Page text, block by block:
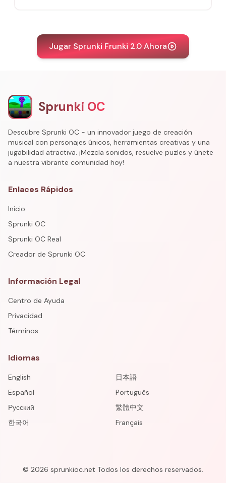
Jugar Sprunki Frunki 2.0 Ahora
Sprunki OC
Descubre Sprunki OC - un innovador juego de creación
musical con personajes únicos, herramientas creativas y una
jugabilidad atractiva. ¡Mezcla sonidos, resuelve puzles y únete
a nuestra vibrante comunidad hoy!
Enlaces Rápidos
Inicio
Sprunki OC
Sprunki OC Real
Creador de Sprunki OC
Información Legal
Centro de Ayuda
Privacidad
Términos
Idiomas
English
日本語
Español
Português
Русский
繁體中文
한국어
Français
© 2026 sprunkioc.net Todos los derechos reservados.